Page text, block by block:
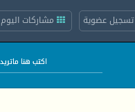
تسجيل عضوية مشاركات اليوم